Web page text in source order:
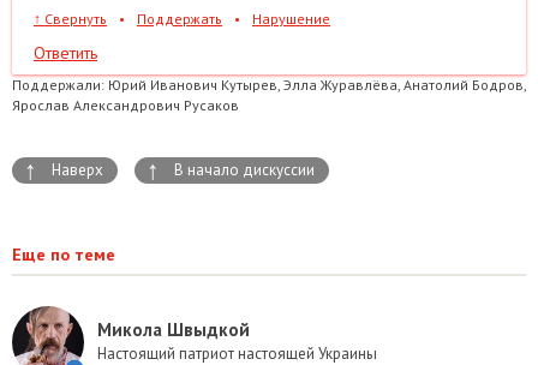
↑ Свернуть • Поддержать • Нарушение
Ответить
Поддержали: Юрий Иванович Кутырев, Элла Журавлёва, Анатолий Бодров,
Ярослав Александрович Русаков
↑ Наверх ↑ В начало дискуссии
Еще по теме
Микола Швыдкой
Настоящий патриот настоящей Украины